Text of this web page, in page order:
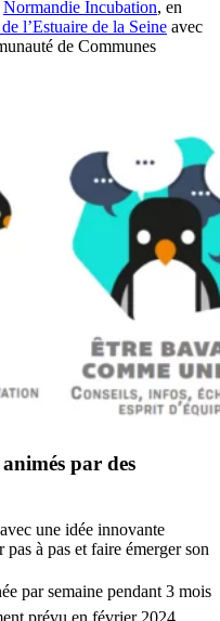
Normandie Incubation, en
l’Estuaire de la Seine avec
de Communes
par des
une idée innovante
pas à pas et faire émerger son
par semaine pendant 3 mois
prévu en février 2024